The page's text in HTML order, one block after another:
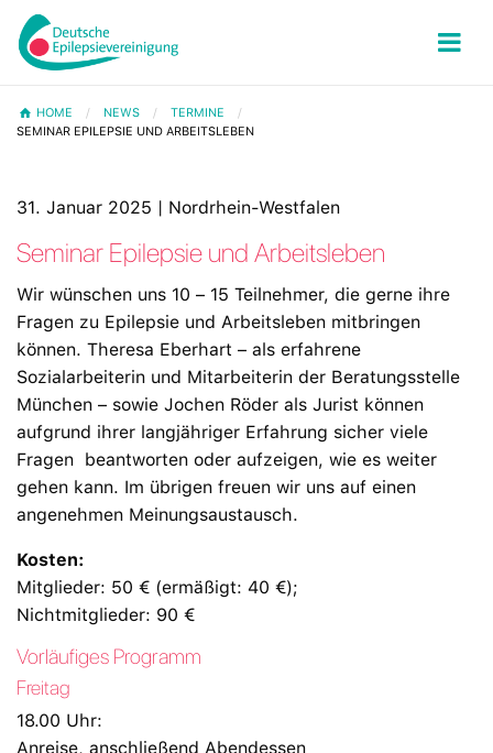
HOME NEWS
TERMINE
SEMINAR EPILEPSIE UND ARBEITSLEBEN
31. Januar 2025 | Nordrhein-Westfalen
Seminar Epilepsie und Arbeitsleben
Wir wünschen uns 10 – 15 Teilnehmer, die gerne ihre
Fragen zu Epilepsie und Arbeitsleben mitbringen
können. Theresa Eberhart – als erfahrene
Sozialarbeiterin und Mitarbeiterin der Beratungsstelle
München – sowie Jochen Röder als Jurist können
aufgrund ihrer langjähriger Erfahrung sicher viele
Fragen beantworten oder aufzeigen, wie es weiter
gehen kann. Im übrigen freuen wir uns auf einen
angenehmen Meinungsaustausch.
Kosten:
Mitglieder: 50 € (ermäßigt: 40 €);
Nichtmitglieder: 90 €
Vorläufiges Programm
Freitag
18.00 Uhr:
Anreise, anschließend Abendessen